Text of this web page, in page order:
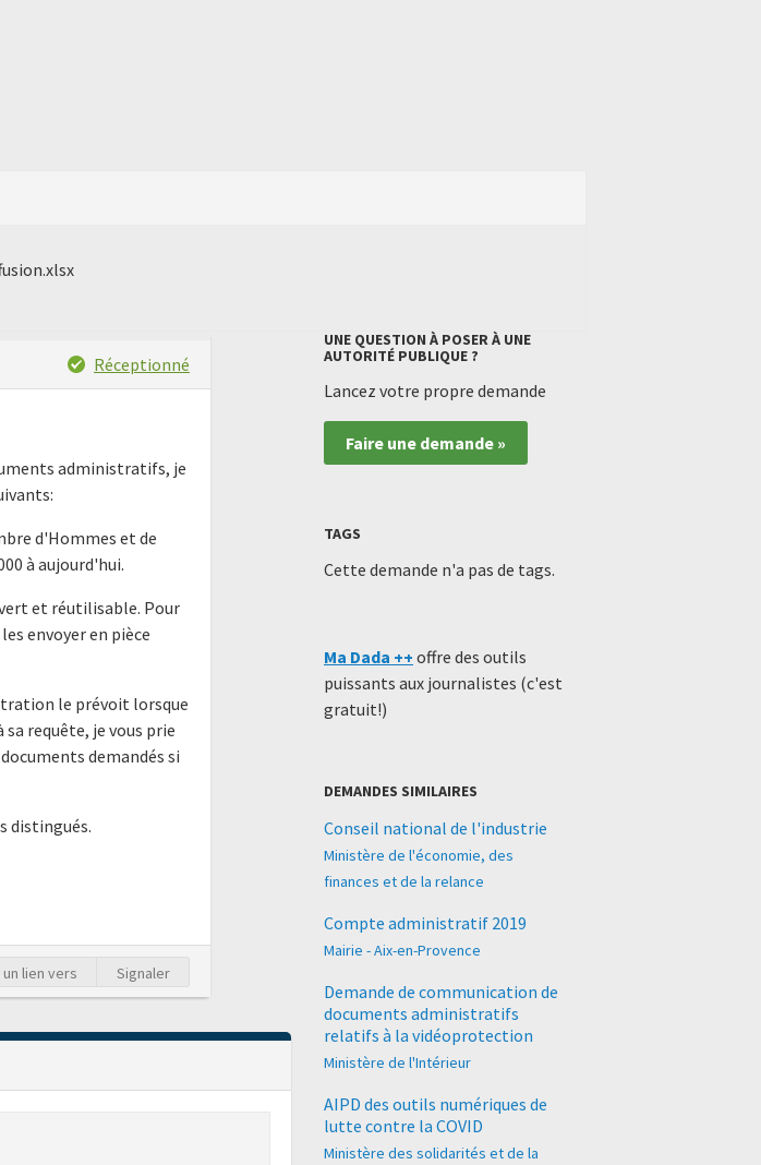
Réceptionné
administratifs, je
d'Hommes et de
à aujourd'hui.
et réutilisable. Pour
envoyer en pièce
le prévoit lorsque
requête, je vous prie
demandés si
distingués.
lien vers Signaler
UNE QUESTION À POSER À UNE
AUTORITÉ PUBLIQUE ?
Lancez votre propre demande
Faire une demande »
TAGS
Cette demande n'a pas de tags.
Ma Dada ++ offre des outils
puissants aux journalistes (c'est
gratuit!)
DEMANDES SIMILAIRES
Conseil national de l'industrie
Ministère de l'économie, des
finances et de la relance
Compte administratif 2019
Mairie - Aix-en-Provence
Demande de communication de
documents administratifs
relatifs à la vidéoprotection
Ministère de l'Intérieur
AIPD des outils numériques de
lutte contre la COVID
Ministère des solidarités et de la